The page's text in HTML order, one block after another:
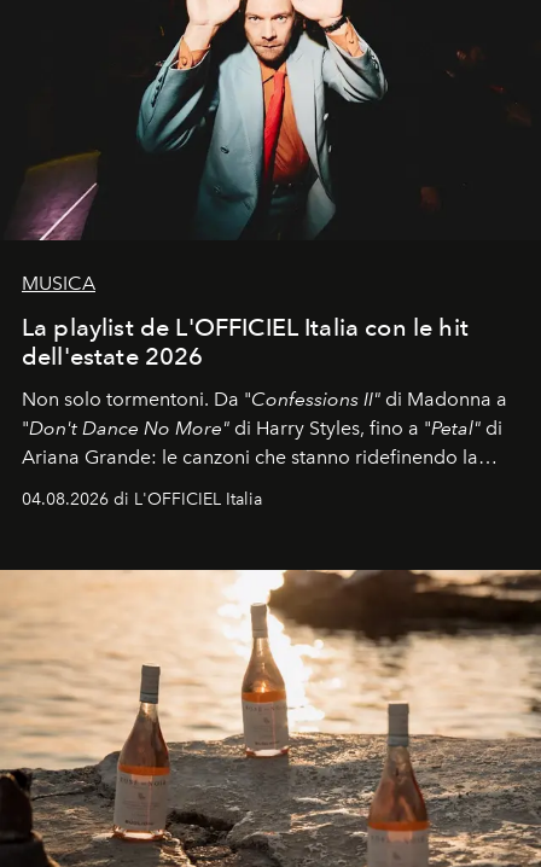
MUSICA
La playlist de L'OFFICIEL Italia con le hit
dell'estate 2026
Non solo tormentoni. Da "Confessions II" di Madonna a
"Don't Dance No More" di Harry Styles, fino a "Petal" di
Ariana Grande: le canzoni che stanno ridefinendo la
colonna sonora della stagione.
04.08.2026 di L'OFFICIEL Italia